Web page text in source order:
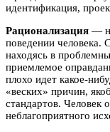
идентификация,
Рационализация —
поведении человека.
находясь в
приемлемое
плохо идет какое-
«веских» причин,
стандартов. Человек
неблагоприятного